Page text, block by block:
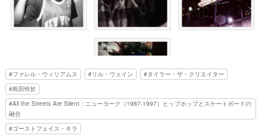
ファレル・ウィリアムス リル・ウェイン
タイラー・ザ・クリエイター
島田怜於
All the Streets Are Silent：ニューヨーク（1987-1997）ヒップホップとスケートボードの
融合
ゴーストフェイス・キラ